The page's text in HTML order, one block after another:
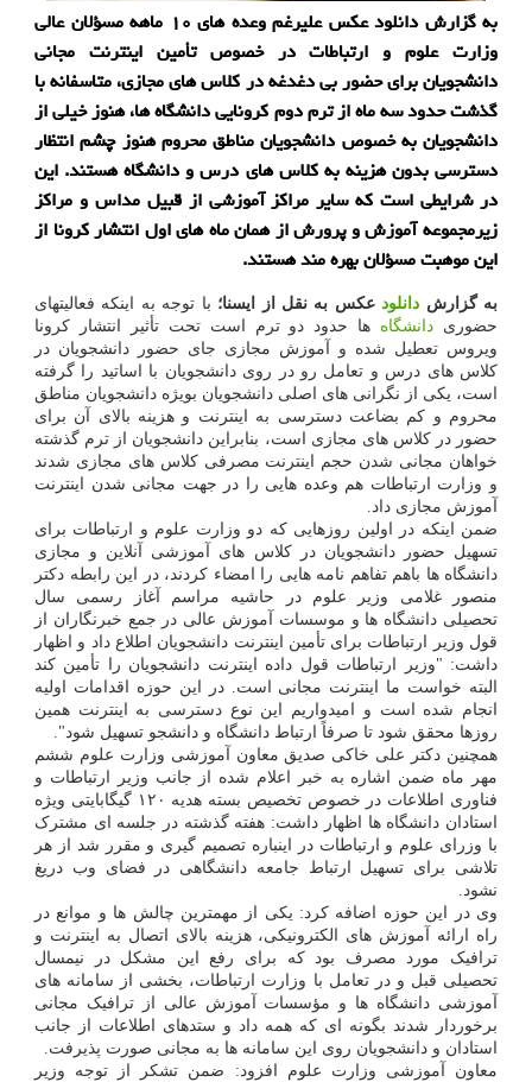
به گزارش دانلود عکس علیرغم وعده های ۱۰ ماهه مسؤلان عالی
وزارت علوم و ارتباطات در خصوص تأمین اینترنت مجانی
دانشجویان برای حضور بی دغدغه در کلاس های مجازی، متاسفانه با
گذشت حدود سه ماه از ترم دوم کرونایی دانشگاه ها، هنوز خیلی از
دانشجویان به خصوص دانشجویان مناطق محروم هنوز چشم انتظار
دسترسی بدون هزینه به کلاس های درس و دانشگاه هستند. این
در شرایطی است که سایر مراکز آموزشی از قبیل مداس و مراکز
زیرمجموعه آموزش و پرورش از همان ماه های اول انتشار کرونا از
این موهبت مسؤلان بهره مند هستند.
به گزارش دانلودعکس به نقل از ایسنا؛ با توجه به اینکه فعالیتهای
حضوری دانشگاه ها حدود دو ترم است تحت تأثیر انتشار کرونا
ویروس تعطیل شده و آموزش مجازی جای حضور دانشجویان در
کلاس های درس و تعامل رو در روی دانشجویان با اساتید را گرفته
است، یکی از نگرانی های اصلی دانشجویان بویژه دانشجویان مناطق
محروم و کم بضاعت دسترسی به اینترنت و هزینه بالای آن برای
حضور در کلاس های مجازی است، بنابراین دانشجویان از ترم گذشته
خواهان مجانی شدن حجم اینترنت مصرفی کلاس های مجازی شدند
و وزارت ارتباطات هم وعده هایی را در جهت مجانی شدن اینترنت
آموزش مجازی داد.
ضمن اینکه در اولین روزهایی که دو وزارت علوم و ارتباطات برای
تسهیل حضور دانشجویان در کلاس های آموزشی آنلاین و مجازی
دانشگاه ها باهم تفاهم نامه هایی را امضاء کردند، در این رابطه دکتر
منصور غلامی وزیر علوم در حاشیه مراسم آغاز رسمی سال
تحصیلی دانشگاه ها و موسسات آموزش عالی در جمع خبرنگاران از
قول وزیر ارتباطات برای تأمین اینترنت دانشجویان اطلاع داد و اظهار
داشت: "وزیر ارتباطات قول داده اینترنت دانشجویان را تأمین کند
البته خواست ما اینترنت مجانی است. در این حوزه اقدامات اولیه
انجام شده است و امیدواریم این نوع دسترسی به اینترنت همین
روزها محقق شود تا صرفاً ارتباط دانشگاه و دانشجو تسهیل شود".
همچنین دکتر علی خاکی صدیق معاون آموزشی وزارت علوم ششم
مهر ماه ضمن اشاره به خبر اعلام شده از جانب وزیر ارتباطات و
فناوری اطلاعات در خصوص تخصیص بسته هدیه ۱۲۰ گیگابایتی ویژه
استادان دانشگاه ها اظهار داشت: هفته گذشته در جلسه ای مشترک
با وزرای علوم و ارتباطات در اینباره تصمیم گیری و مقرر شد از هر
تلاشی برای تسهیل ارتباط جامعه دانشگاهی در فضای وب دریغ
نشود.
وی در این حوزه اضافه کرد: یکی از مهمترین چالش ها و موانع در
راه ارائه آموزش های الکترونیکی، هزینه بالای اتصال به اینترنت و
ترافیک مورد مصرف بود که برای رفع این مشکل در نیمسال
تحصیلی قبل و در تعامل با وزارت ارتباطات، بخشی از سامانه های
آموزشی دانشگاه ها و مؤسسات آموزش عالی از ترافیک مجانی
برخوردار شدند بگونه ای که همه داد و ستدهای اطلاعات از جانب
استادان و دانشجویان روی این سامانه ها به مجانی صورت پذیرفت.
معاون آموزشی وزارت علوم افزود: ضمن تشکر از توجه وزیر